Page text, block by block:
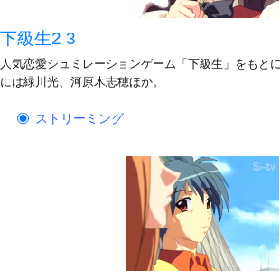
下級生2 3
人気恋愛シュミレーションゲーム「下級生」をもと
には緑川光、河原木志穂ほか。
ストリーミング